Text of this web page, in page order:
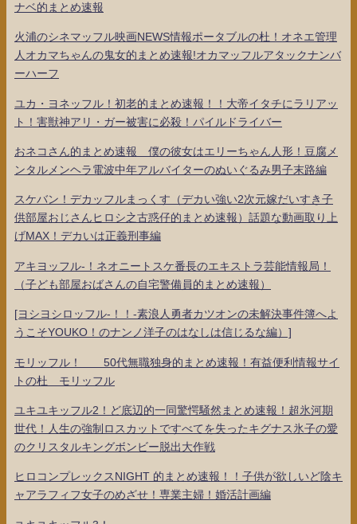
ナベ的まとめ速報
火浦のシネマッフル映画NEWS情報ポータブルの杜！オネエ管理
人オカマちゃんの鬼女的まとめ速報!オカマッフルアタックナンバ
ーハーフ
ユカ・ヨネッフル！初老的まとめ速報！！大帝イタチにラリアッ
ト！害獣神アリ・ガー被害に必殺！パイルドライバー
おネコさん的まとめ速報 僕の彼女はエリーちゃん人形！豆腐メ
ンタルメンヘラ電波中年アルバイターのぬいぐるみ男子末路編
スケバン！デカッフルまっくす（デカい強い2次元嫁だいすき子
供部屋おじさんヒロシ之古惑仔的まとめ速報）話題な動画取り上
げMAX！デカいは正義刑事編
アキヨッフル-！ネオニートスケ番長のエキストラ芸能情報局！
（子ども部屋おばさんの自宅警備員的まとめ速報）
[ヨシヨシロッフル-！！-素浪人勇者カツオンの未解決事件簿へよ
うこそYOUKO！のナンノ洋子のはなしは信じるな編）]
モリッフル！ 50代無職独身的まとめ速報！有益便利情報サイ
トの杜 モリッフル
ユキユキッフル2！ど底辺的一同驚愕騒然まとめ速報！超氷河期
世代！人生の強制ロスカットですべてを失ったキグナス氷子の愛
のクリスタルキングボンビー脱出大作戦
ヒロコンプレックスNIGHT 的まとめ速報！！子供が欲しいど陰キ
ャアラフィフ女子のめざせ！専業主婦！婚活計画編